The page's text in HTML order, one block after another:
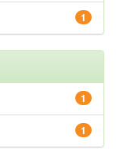
1
1
1